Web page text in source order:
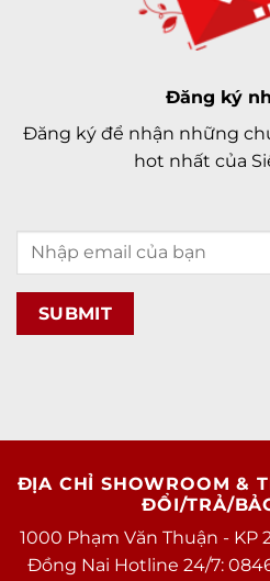
Đăng ký
Đăng ký để nhận những
hot nhất của
ĐỊA CHỈ SHOWROOM &
ĐỔI/TRẢ/
1000 Phạm Văn Thuận - KP
Đồng Nai Hotline 24/7: